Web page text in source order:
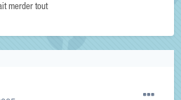
merder tout